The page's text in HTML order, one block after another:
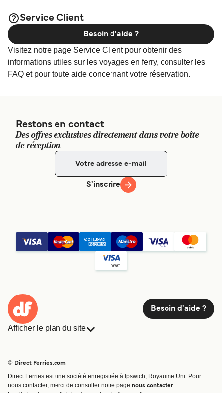
en ligne !
Service Client
Visitez notre page Service Client pour obtenir des
informations utiles sur les voyages en ferry, consulter les
FAQ et pour toute aide concernant votre réservation.
Besoin d'aide ?
Restons en contact
Des offres exclusives directement dans votre boîte
de réception
S'inscrire
Besoin d'aide ?
Afficher le plan du site
Pays
Traversées et ports
© Direct Ferries.com
Direct Ferries est une société enregistrée à Ipswich, Royaume Uni. Pour
nous contacter, merci de consulter notre page nous contacter.